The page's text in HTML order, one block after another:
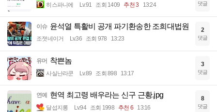
히스파니에 Lv.91 조회 1409 추천 3 13:24 댓글
이슈 윤석열 특활비 공개 파기환송한 조희대법원
조졋네이거 Lv.36 조회 978 13:23
2
댓글
유머 착쁜놈
사실난라쿤 Lv.89 조회 898 13:17
3
댓글
연예 현역 최고령 배우라는 신구 근황.jpg
달섭지롱 Lv.94 조회 1998 추천 6 13:16
8
댓글